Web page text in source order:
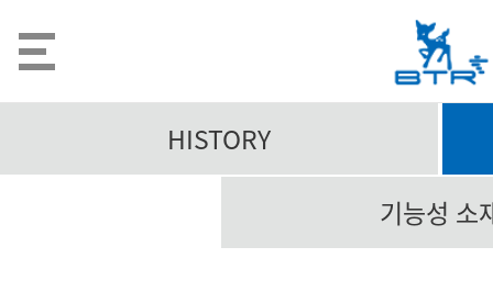
HISTORY
기능성 소